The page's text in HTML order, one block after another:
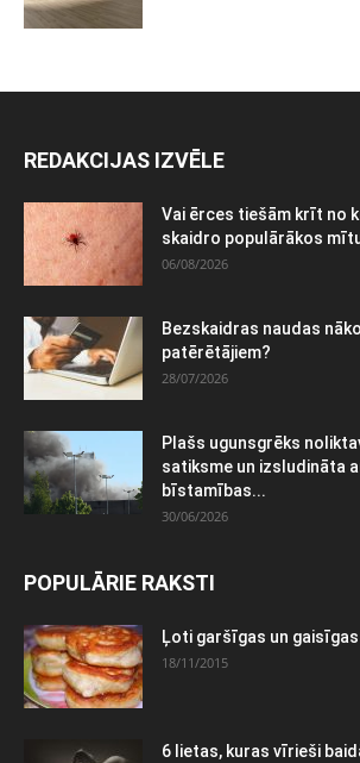
REDAKCIJAS IZVĒLE
Vai ērces tiešām krīt no
skaidro populārākos
06/08/2026
Bezskaidras naudas
patērētājiem?
28/07/2026
Plašs ugunsgrēks
satiksme un izsludināta
bīstamības...
30/06/2026
POPULĀRIE RAKSTI
Ļoti garšīgas un gaisīgas
18/11/2015
6 lietas, kuras vīrieši